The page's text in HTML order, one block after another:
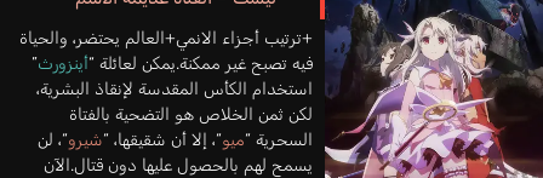
+ترتيب أجزاء الانمي+العالم يحتضر، والحياة
فيه تصبح غير ممكنة.يمكن لعائلة “أينزورث”
استخدام الكأس المقدسة لإنقاذ البشرية،
لكن ثمن الخلاص هو التضحية بالفتاة
السحرية “ميو“، إلا أن شقيقها، “شيرو“، لن
يسمح لهم بالحصول عليها دون قتال.الآن